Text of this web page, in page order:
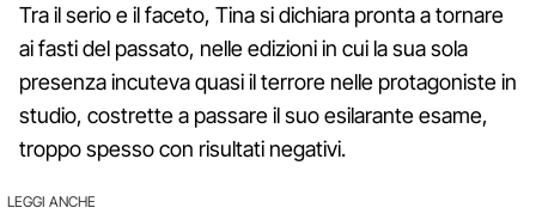
Tra il serio e il faceto, Tina si dichiara pronta a tornare
ai fasti del passato, nelle edizioni in cui la sua sola
presenza incuteva quasi il terrore nelle protagoniste in
studio, costrette a passare il suo esilarante esame,
troppo spesso con risultati negativi.
LEGGI ANCHE